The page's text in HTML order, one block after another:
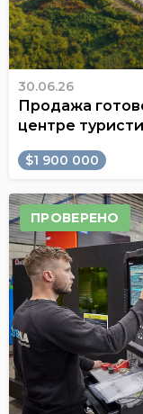
30.06.26
Продажа
центре
$1 900 000
ПРОВЕРЕНО